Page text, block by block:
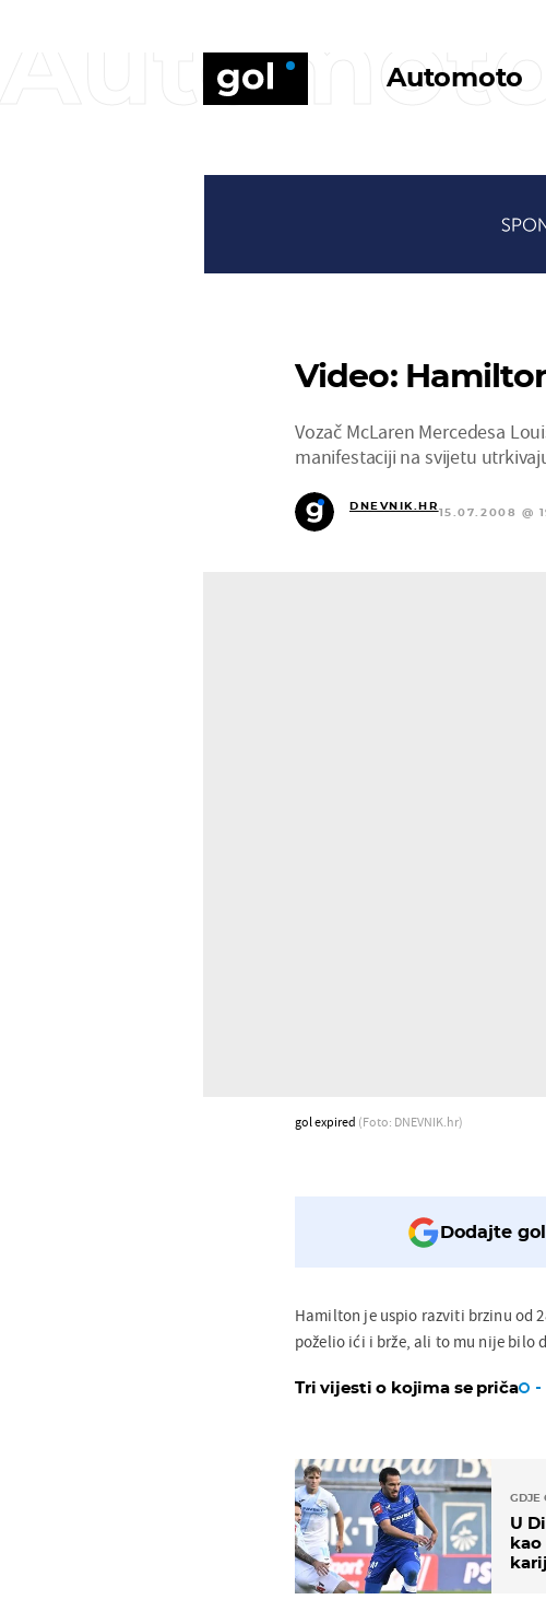
Automoto
Automoto
Video:
Vozač McLaren Mercedesa
manifestaciji na svijetu
DNEVNIK.HR
15.07.2008 @
gol expired (Foto: DNEVNIK.hr)
Dodajte
Hamilton je uspio razviti brzinu od
poželio ići i brže, ali to mu nije bilo
Tri vijesti o kojima se priča
GDJE
U
kao